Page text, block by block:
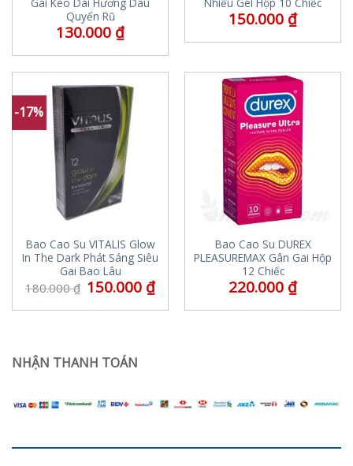
Quyến Rũ
130.000 ₫
150.000 ₫
-17%
Bao Cao Su VITALIS Glow
In The Dark Phát Sáng Siêu
Gai Bao Lâu
180.000₫ 150.000 ₫
Bao Cao Su DUREX
PLEASUREMAX Gân Gai Hộp
12 Chiếc
220.000 ₫
NHẬN THANH TOÁN